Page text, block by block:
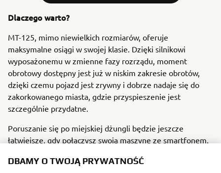
Dlaczego warto?
MT-125, mimo niewielkich rozmiarów, oferuje
maksymalne osiągi w swojej klasie. Dzięki silnikowi
wyposażonemu w zmienne fazy rozrządu, moment
obrotowy dostępny jest już w niskim zakresie obrotów,
dzięki czemu pojazd jest zrywny i dobrze nadaje się do
zakorkowanego miasta, gdzie przyspieszenie jest
szczególnie przydatne.
Poruszanie się po miejskiej dżungli będzie jeszcze
łatwiejsze, gdy połączysz swoją maszynę ze smartfonem,
na 5-calowym ekranie TFT. Za zwiększenie poziomu
DBAMY O TWOJĄ PRYWATNOŚĆ